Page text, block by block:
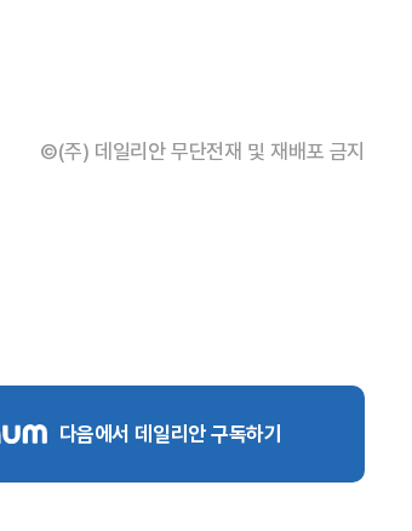
©(주) 데일리안 무단전재 및 재배포 금지
다음에서 데일리안 구독하기